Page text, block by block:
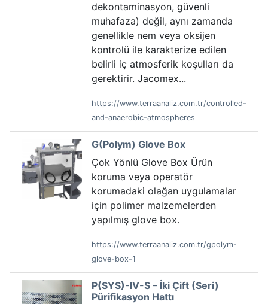
dekontaminasyon, güvenli
muhafaza) değil, aynı zamanda
genellikle nem veya oksijen
kontrolü ile karakterize edilen
belirli iç atmosferik koşulları da
gerektirir. Jacomex...
https://www.terraanaliz.com.tr/controlled-
and-anaerobic-atmospheres
G(Polym) Glove Box
Çok Yönlü Glove Box Ürün
koruma veya operatör
korumadaki olağan uygulamalar
için polimer malzemelerden
yapılmış glove box.
https://www.terraanaliz.com.tr/gpolym-
glove-box-1
P(SYS)-IV-S – İki Çift (Seri)
Pürifikasyon Hattı